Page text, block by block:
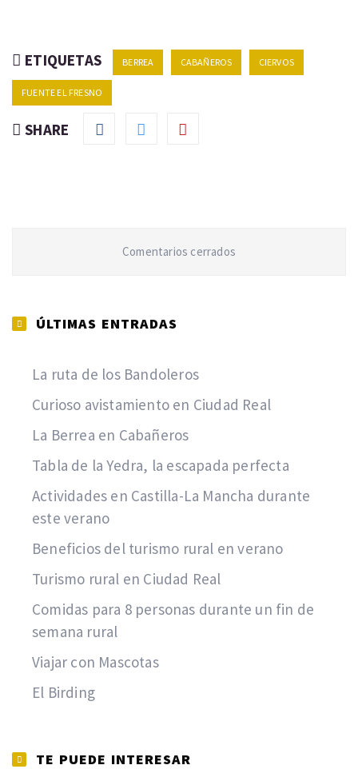
ETIQUETAS BERREA CABAÑEROS CIERVOS
FUENTE EL FRESNO
SHARE
Comentarios cerrados
ÚLTIMAS ENTRADAS
La ruta de los Bandoleros
Curioso avistamiento en Ciudad Real
La Berrea en Cabañeros
Tabla de la Yedra, la escapada perfecta
Actividades en Castilla-La Mancha durante
este verano
Beneficios del turismo rural en verano
Turismo rural en Ciudad Real
Comidas para 8 personas durante un fin de
semana rural
Viajar con Mascotas
El Birding
TE PUEDE INTERESAR